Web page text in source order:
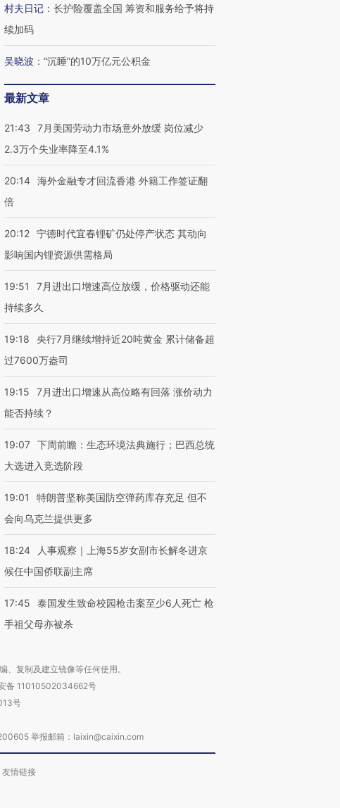
员跨国走私7万
丸 尿检体内含3种
视线｜被称为“蟑螂”的印
视线｜“入侵”还是“人道危
走进第四届链博
数智科技“链”接产
有意思的生活方式·第三对
住三大增长引擎是什么？
村夫日记 ： 长护险覆盖全国 筹资和服务给予将持
续加码
吴晓波 ： “沉睡”的10万亿元公积金
最新文章
21:43
7月美国劳动力市场意外放缓 岗位减少
2.3万个失业率降至4.1%
20:14 海外金融专才回流香港 外籍工作签证翻
倍
20:12 宁德时代宜春锂矿仍处停产状态 其动向
影响国内锂资源供需格局
19:51
7月进出口增速高位放缓，价格驱动还能
持续多久
19:18
央行7月继续增持近20吨黄金 累计储备超
过7600万盎司
19:15
7月进出口增速从高位略有回落 涨价动力
能否持续？
19:07 下周前瞻：生态环境法典施行；巴西总统
大选进入竞选阶段
19:01
特朗普坚称美国防空弹药库存充足 但不
会向乌克兰提供更多
18:24
人事观察｜上海55岁女副市长解冬进京
候任中国侨联副主席
17:45
泰国发生致命校园枪击案至少6人死亡 枪
手祖父母亦被杀
复制及建立镜像等任何使用。
备 11010502034662号
号
举报邮箱：laixin@caixin.com
友情链接